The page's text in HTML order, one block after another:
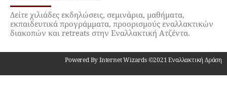
Δείτε χιλιάδες εκδηλώσεις, σεμινάρια, μαθήματα,
εκπαιδευτικά προγράμματα, προορισμούς εναλλακτικών
διακοπών και retreats στην Εναλλακτική Ατζέντα.
Powered By Internet Wizards ©2021 Εναλλακτική Δράση